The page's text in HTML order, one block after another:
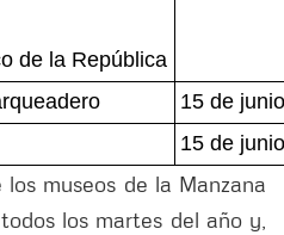
de la República
15 de junio
15 de junio
museos de la Manzana
los martes del año y,